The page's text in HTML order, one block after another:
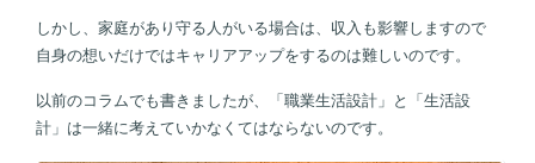
しかし、家庭があり守る人がいる場合は、収入も影響しますので
自身の想いだけではキャリアアップをするのは難しいのです。
以前のコラムでも書きましたが、「職業生活設計」と「生活設
計」は一緒に考えていかなくてはならないのです。